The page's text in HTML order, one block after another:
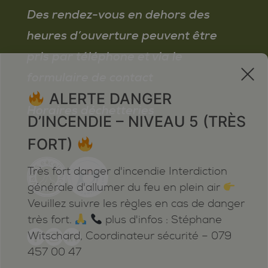
Des rendez-vous en dehors des
heures d’ouverture peuvent être
pris par téléphone et via le
Horaires déchetteries
x
ALERTE DANGER
D’INCENDIE – NIVEAU 5 (TRÈS
FORT)
Très fort danger d'incendie Interdiction
générale d'allumer du feu en plein air
Veuillez suivre les règles en cas de danger
très fort.
plus d'infos : Stéphane
Witschard, Coordinateur sécurité – 079
457 00 47